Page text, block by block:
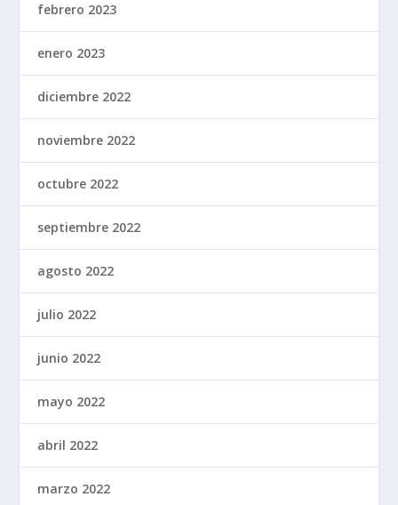
febrero 2023
enero 2023
diciembre 2022
noviembre 2022
octubre 2022
septiembre 2022
agosto 2022
julio 2022
junio 2022
mayo 2022
abril 2022
marzo 2022